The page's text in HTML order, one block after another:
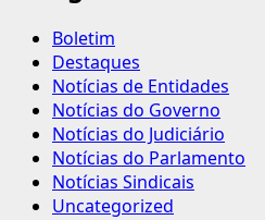
Boletim
Destaques
Notícias de Entidades
Notícias do Governo
Notícias do Judiciário
Notícias do Parlamento
Notícias Sindicais
Uncategorized